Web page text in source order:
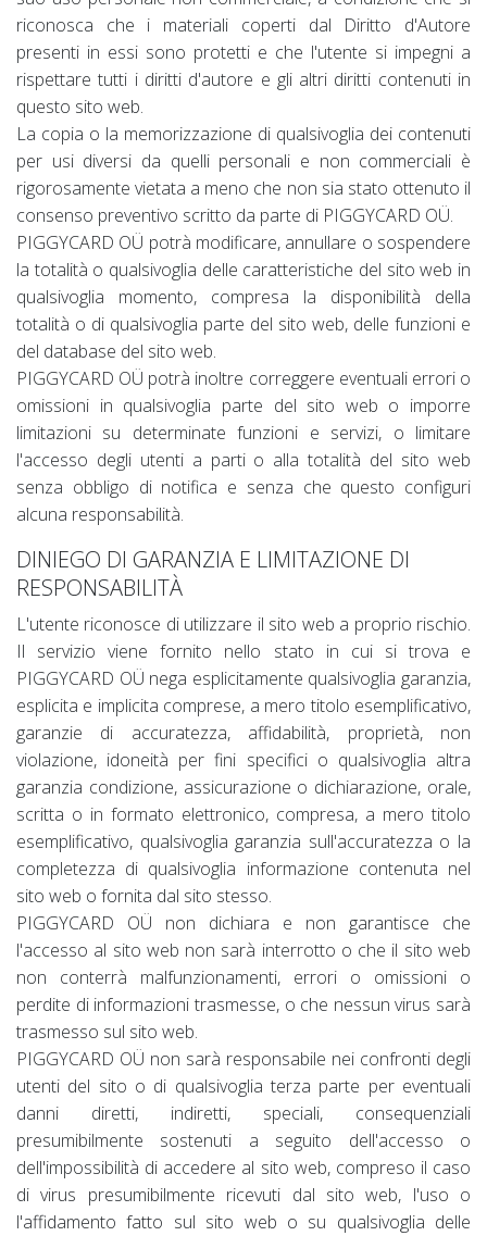
riconosca che i materiali coperti dal Diritto d'Autore
presenti in essi sono protetti e che l'utente si impegni a
rispettare tutti i diritti d'autore e gli altri diritti contenuti in
questo sito web.
La copia o la memorizzazione di qualsivoglia dei contenuti
per usi diversi da quelli personali e non commerciali è
rigorosamente vietata a meno che non sia stato ottenuto il
consenso preventivo scritto da parte di PIGGYCARD OÜ.
PIGGYCARD OÜ potrà modificare, annullare o sospendere
la totalità o qualsivoglia delle caratteristiche del sito web in
qualsivoglia momento, compresa la disponibilità della
totalità o di qualsivoglia parte del sito web, delle funzioni e
del database del sito web.
PIGGYCARD OÜ potrà inoltre correggere eventuali errori o
omissioni in qualsivoglia parte del sito web o imporre
limitazioni su determinate funzioni e servizi, o limitare
l'accesso degli utenti a parti o alla totalità del sito web
senza obbligo di notifica e senza che questo configuri
alcuna responsabilità.
DINIEGO DI GARANZIA E LIMITAZIONE DI
RESPONSABILITÀ
L'utente riconosce di utilizzare il sito web a proprio rischio.
Il servizio viene fornito nello stato in cui si trova e
PIGGYCARD OÜ nega esplicitamente qualsivoglia garanzia,
esplicita e implicita comprese, a mero titolo esemplificativo,
garanzie di accuratezza, affidabilità, proprietà, non
violazione, idoneità per fini specifici o qualsivoglia altra
garanzia condizione, assicurazione o dichiarazione, orale,
scritta o in formato elettronico, compresa, a mero titolo
esemplificativo, qualsivoglia garanzia sull'accuratezza o la
completezza di qualsivoglia informazione contenuta nel
sito web o fornita dal sito stesso.
PIGGYCARD OÜ non dichiara e non garantisce che
l'accesso al sito web non sarà interrotto o che il sito web
non conterrà malfunzionamenti, errori o omissioni o
perdite di informazioni trasmesse, o che nessun virus sarà
trasmesso sul sito web.
PIGGYCARD OÜ non sarà responsabile nei confronti degli
utenti del sito o di qualsivoglia terza parte per eventuali
danni diretti, indiretti, speciali, consequenziali
presumibilmente sostenuti a seguito dell'accesso o
dell'impossibilità di accedere al sito web, compreso il caso
di virus presumibilmente ricevuti dal sito web, l'uso o
l'affidamento fatto sul sito web o su qualsivoglia delle